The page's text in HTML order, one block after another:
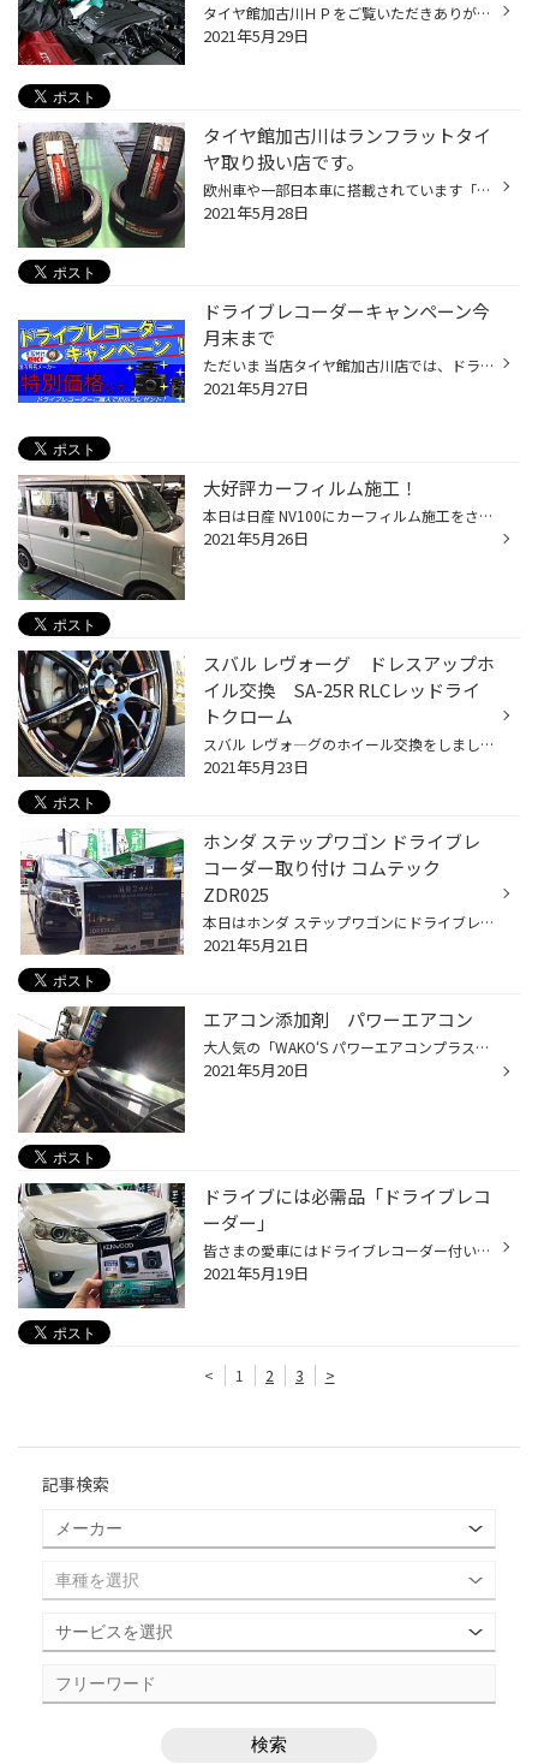
タイヤ館加古川ＨＰをご覧いただきありがとうございます！ さてみなさん、おクルマの消耗品、つまり定期的な交換が必要なものと言えば、何を頭に思い浮かべますか？ 専門店ですから、私たちが一番気になるのはタイヤなのですが、お客さまのなかには「バッテリー上がりでクルマが動かなくなったこと...
2021年5月29日
タイヤ館加古川はランフラットタイ
ヤ取り扱い店です。
欧州車や一部日本車に搭載されています「ランフラットタイヤ」 交換にはしっかりとした手順・技術が必要です。 そして当店は「ランフラットタイヤ取り扱い店」ですので交換もお任せください！！ 様々なメーカーに対応したランフラットタイヤの取り扱い・交換をしてきましたので、 タイヤ交換をでき...
2021年5月28日
ドライブレコーダーキャンペーン今
月末まで
ただいま 当店タイヤ館加古川店では、ドライブレコーダーキャンペーンを開催しています。 キャンペーン開催中は特別価格にてご奉仕致します。 更にドライブレコーダーご購入の方には粗品プレゼントしております☆ ※ ただ！！キャンペーン開催は今月５月末までとなっています！！！ ご検討の方はお急...
2021年5月27日
大好評カーフィルム施工！
本日は日産 NV100にカーフィルム施工をさせて頂きました！ ↓ ビフォー ↓ アフター これからの夏になっていきます、真夏の車内はとても蒸し暑くなりますよね・・・ エアコンを使ってもすぐに効かないなどあります。 そこでおすすめなのがカーフィルム施工♪ 断熱フィルムを施工することで車内への熱を...
2021年5月26日
スバル レヴォーグ ドレスアップホ
イル交換 SA-25R RLCレッドライ
トクローム
スバル レヴォ―グのホイール交換をしました！ タイヤはそのままでホイール交換です♪ Weds Sport SA-25R Newカラー の RLC（レッドライトクローム）の取り付けです♪ ↓ 純正ホイール姿。 ↓ Weds Sport SA-25R 装着 SA-25Rの細いスポークでよりスポーティーになりとてもカッコよくなりました☆ 光の当た...
2021年5月23日
ホンダ ステップワゴン ドライブレ
コーダー取り付け コムテック
ZDR025
本日はホンダ ステップワゴンにドライブレコーダーを取り付けました！ 取り付けするのはコムテック ZDR025 前後2カメラタイプのドライブレコーダーです☆ ↑ リアカメラの配線を隠すのに少し工夫が必要です。 赤い矢印のように配線を隠しました！ ↑ フロントは上の画像のように隠します。 そして取付...
2021年5月21日
エアコン添加剤 パワーエアコン
大人気の「WAKO‘S パワーエアコンプラス」のご紹介です。 エアコンの効きをアップさせるアイテムです☆ エアコンコンプレッサーの働きをよくすることで、効きを改善して冷えを高めます。 エアコンのスイッチを入れた直後、冷たくなるのに時間はそんなにかからなく 登り坂を走行する時にはエアコンの...
2021年5月20日
ドライブには必需品「ドライブレコ
ーダー」
皆さまの愛車にはドライブレコーダー付いていますか？ 最近は必需品となっていますね☆ 様々なタイプのドライブレコーダーがありますが、 基本は前方録画の１カメラタイプ・前後２カメラタイプ・360°カメラタイプなど… 種類が豊富です。 また、ドライブレコーダーを取り付ける場合は、 フロントガラ...
2021年5月19日
< 1 2 3 >
記事検索